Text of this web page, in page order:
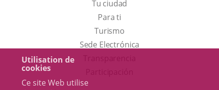
Utilisation de
cookies
Ce site Web utilise
Tu ciudad
Para ti
TurismoEste
enlace
Sede Electrónica